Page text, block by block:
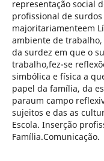
representação social
profissional de
majoritariamenteem
ambiente de
da surdez em que o
trabalho,fez-se
simbólica e física a
papel da família, da
paraum campo
sujeitos e das as
Escola. Inserção
Família.Comunicação.